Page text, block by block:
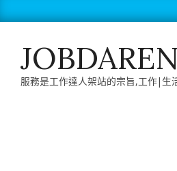
to
服務是工作達人架站的宗旨,工作|